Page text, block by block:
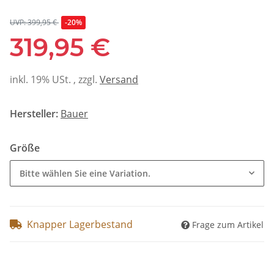
UVP: 399,95 € -20%
319,95 €
inkl. 19% USt. , zzgl. Versand
Hersteller: Bauer
Größe
Bitte wählen Sie eine Variation.
Knapper Lagerbestand Frage zum Artikel